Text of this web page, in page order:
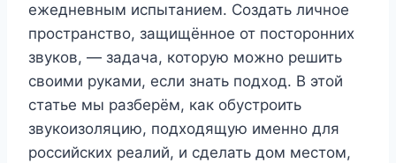
ежедневным испытанием. Создать личное
пространство, защищённое от посторонних
звуков, — задача, которую можно решить
своими руками, если знать подход. В этой
статье мы разберём, как обустроить
звукоизоляцию, подходящую именно для
российских реалий, и сделать дом местом,